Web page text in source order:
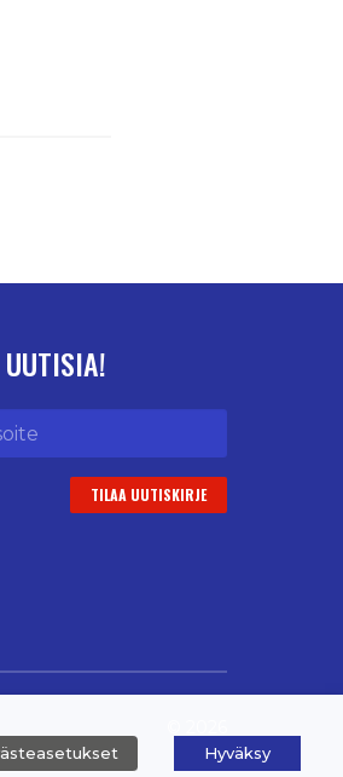
Hyväksy